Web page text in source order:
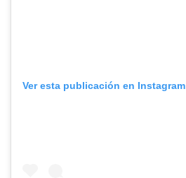
Ver esta publicación en Instagram